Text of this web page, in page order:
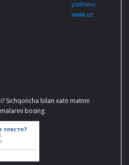
Sichqoncha bilan xato matnni
bosing.